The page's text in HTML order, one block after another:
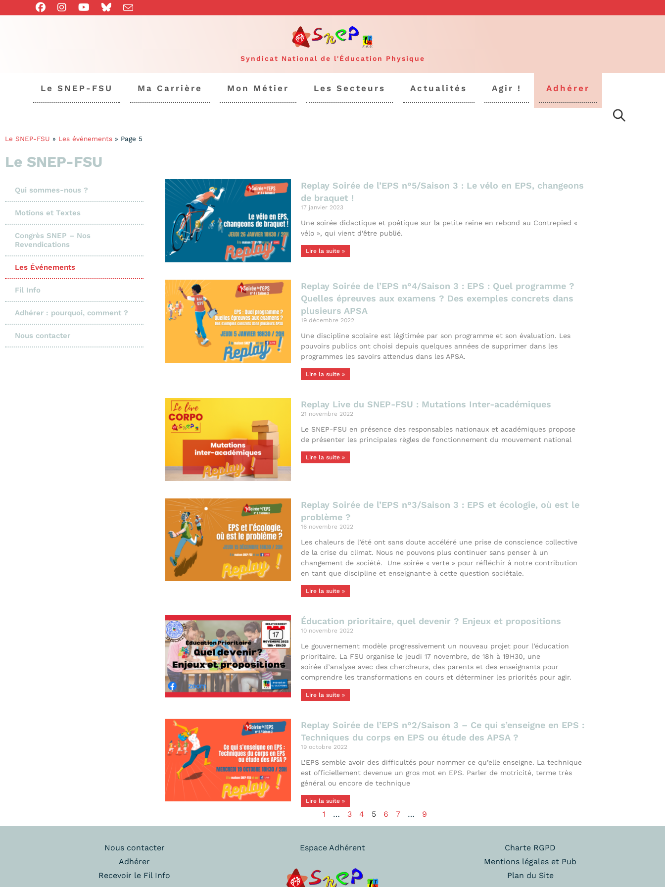
Syndicat National de l'Éducation Physique
Le SNEP-FSU Ma Carrière Mon Métier Les Secteurs Actualités Agir ! Adhérer
Le SNEP-FSU » Les événements » Page 5
Le SNEP-FSU
Qui sommes-nous ?
Motions et Textes
Congrès SNEP – Nos
Revendications
Les Événements
Fil Info
Adhérer : pourquoi, comment ?
Nous contacter
Replay Soirée de l’EPS n°5/Saison 3 : Le vélo en EPS, changeons
de braquet !
17 janvier 2023
Une soirée didactique et poétique sur la petite reine en rebond au Contrepied «
vélo », qui vient d’être publié.
Lire la suite »
Replay Soirée de l’EPS n°4/Saison 3 : EPS : Quel programme ?
Quelles épreuves aux examens ? Des exemples concrets dans
plusieurs APSA
19 décembre 2022
Une discipline scolaire est légitimée par son programme et son évaluation. Les
pouvoirs publics ont choisi depuis quelques années de supprimer dans les
programmes les savoirs attendus dans les APSA.
Lire la suite »
Replay Live du SNEP-FSU : Mutations Inter-académiques
21 novembre 2022
Le SNEP-FSU en présence des responsables nationaux et académiques propose
de présenter les principales règles de fonctionnement du mouvement national
Lire la suite »
Replay Soirée de l’EPS n°3/Saison 3 : EPS et écologie, où est le
problème ?
16 novembre 2022
Les chaleurs de l’été ont sans doute accéléré une prise de conscience collective
de la crise du climat. Nous ne pouvons plus continuer sans penser à un
changement de société. Une soirée « verte » pour réfléchir à notre contribution
en tant que discipline et enseignant·e à cette question sociétale.
Lire la suite »
Éducation prioritaire, quel devenir ? Enjeux et propositions
10 novembre 2022
Le gouvernement modèle progressivement un nouveau projet pour l’éducation
prioritaire. La FSU organise le jeudi 17 novembre, de 18h à 19H30, une
soirée d’analyse avec des chercheurs, des parents et des enseignants pour
comprendre les transformations en cours et déterminer les priorités pour agir.
Lire la suite »
Replay Soirée de l’EPS n°2/Saison 3 – Ce qui s’enseigne en EPS :
Techniques du corps en EPS ou étude des APSA ?
19 octobre 2022
L’EPS semble avoir des difficultés pour nommer ce qu’elle enseigne. La technique
est officiellement devenue un gros mot en EPS. Parler de motricité, terme très
général ou encore de technique
Lire la suite »
1 … 3 4 5 6 7 … 9
Nous contacter
Adhérer
Recevoir le Fil Info
Espace Adhérent
Charte RGPD
Mentions légales et Pub
Plan du Site